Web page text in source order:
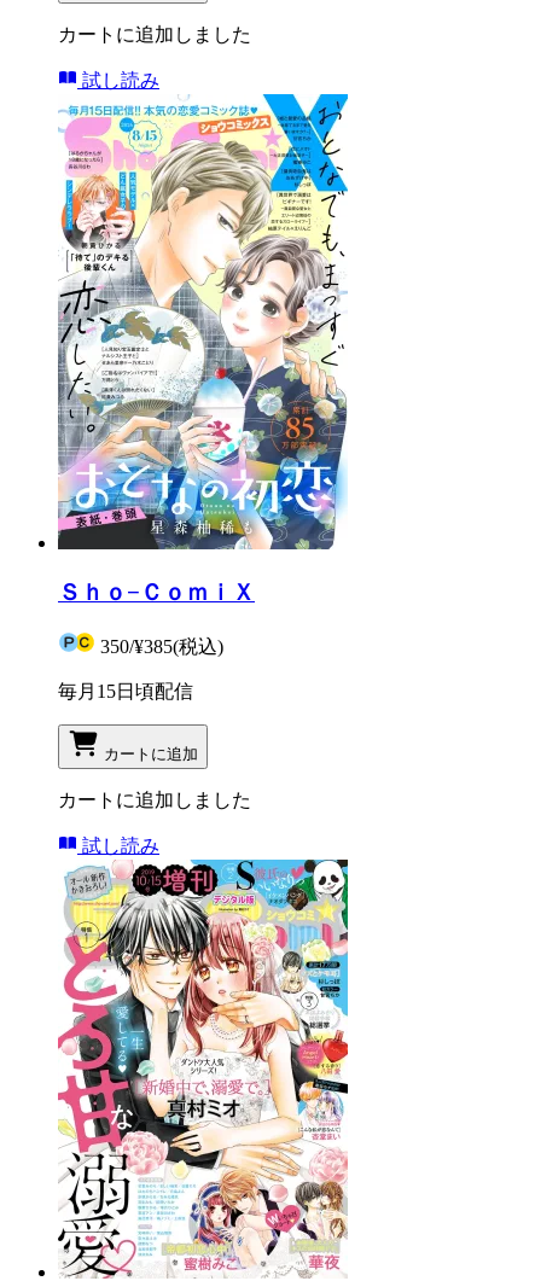
カートに追加しました
試し読み
Ｓｈｏ−ＣｏｍｉＸ
350/¥385(税込)
毎月15日頃配信
カートに追加
カートに追加しました
試し読み